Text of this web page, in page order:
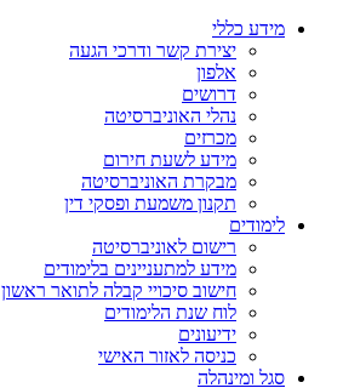
מידע כללי
יצירת קשר ודרכי הגעה
אלפון
דרושים
נהלי האוניברסיטה
מכרזים
מידע לשעת חירום
מבקרת האוניברסיטה
תקנון משמעת ופסקי דין
לימודים
רישום לאוניברסיטה
מידע למתעניינים בלימודים
חישוב סיכויי קבלה לתואר ראשון
לוח שנת הלימודים
ידיעונים
כניסה לאזור האישי
סגל ומינהלה